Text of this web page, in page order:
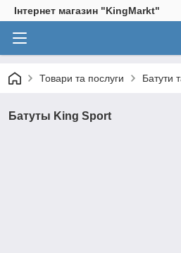
Інтернет магазин "KingМarkt"
Товари та послуги Батути
Батуты King Sport